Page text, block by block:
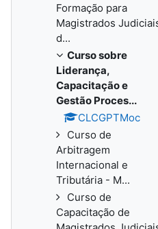
Formação para
Magistrados
d...
Curso sobre
Liderança,
Capacitação e
Gestão Proces...
CLCGPTMoc
Curso de
Arbitragem
Internacional e
Tributária - M...
Curso de
Capacitação de